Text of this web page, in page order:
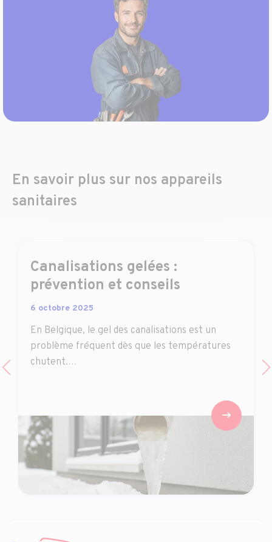
En savoir plus sur nos appareils
sanitaires
Canalisations gelées :
prévention et conseils
6 octobre 2025
En Belgique, le gel des canalisations est un
problème fréquent dès que les températures
chutent.…